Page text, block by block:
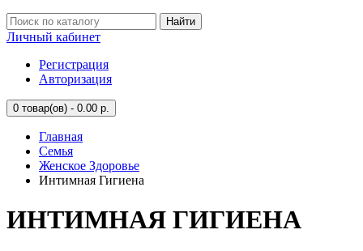
Найти
Личный кабинет
Регистрация
Авторизация
0 товар(ов) - 0.00 р.
Главная
Семья
Женское Здоровье
Интимная Гигиена
ИНТИМНАЯ ГИГИЕНА